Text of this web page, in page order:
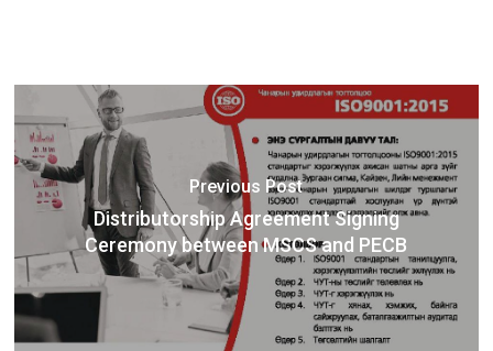
Previous Post
Distributorship Agreement Signing
Ceremony between MSCS and PECB